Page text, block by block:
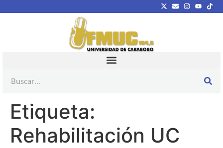
Etiqueta:
Rehabilitación UC